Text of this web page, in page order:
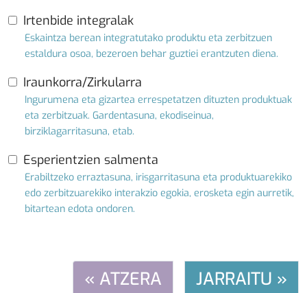
Irtenbide integralak
Eskaintza berean integratutako produktu eta zerbitzuen
estaldura osoa, bezeroen behar guztiei erantzuten diena.
Iraunkorra/Zirkularra
Ingurumena eta gizartea errespetatzen dituzten produktuak
eta zerbitzuak. Gardentasuna, ekodiseinua,
birziklagarritasuna, etab.
Esperientzien salmenta
Erabiltzeko erraztasuna, irisgarritasuna eta produktuarekiko
edo zerbitzuarekiko interakzio egokia, erosketa egin aurretik,
bitartean edota ondoren.
« ATZERA JARRAITU »